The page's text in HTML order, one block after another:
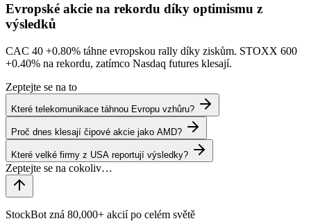
Evropské akcie na rekordu díky optimismu z
výsledků
CAC 40 +0.80% táhne evropskou rally díky ziskům. STOXX 600
+0.40% na rekordu, zatímco Nasdaq futures klesají.
Zeptejte se na to
Které telekomunikace táhnou Evropu vzhůru?
Proč dnes klesají čipové akcie jako AMD?
Které velké firmy z USA reportují výsledky?
StockBot zná 80,000+ akcií po celém světě